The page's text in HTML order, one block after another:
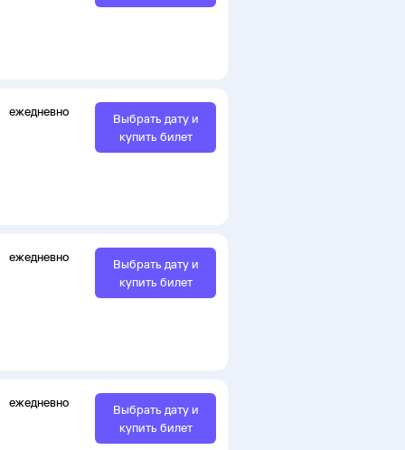
ежедневно
Выбрать дату и
купить билет
ежедневно
Выбрать дату и
купить билет
ежедневно
Выбрать дату и
купить билет